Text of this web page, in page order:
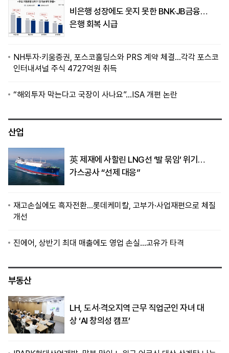
비은행 성장에도 웃지 못한 BNK·JB금융…
은행 회복 시급
NH투자·키움증권, 포스코홀딩스와 PRS 계약 체결…각각 포스코
인터내셔널 주식 4727억원 취득
“해외투자 막는다고 국장이 사나요”…ISA 개편 논란
산업
英 제재에 사할린 LNG선 ‘발 묶임’ 위기…
가스공사 “선제 대응”
재고손실에도 흑자전환…롯데케미칼, 고부가·사업재편으로 체질
개선
진에어, 상반기 최대 매출에도 영업 손실…고유가 타격
부동산
LH, 도서·격오지역 근무 직업군인 자녀 대
상 ‘AI 창의성 캠프’